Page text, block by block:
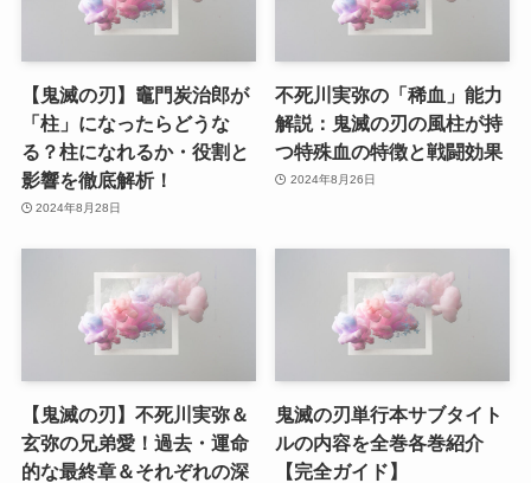
【鬼滅の刃】竈門炭治郎が
「柱」になったらどうな
る？柱になれるか・役割と
影響を徹底解析！
2024年8月28日
不死川実弥の「稀血」能力
解説：鬼滅の刃の風柱が持
つ特殊血の特徴と戦闘効果
2024年8月26日
【鬼滅の刃】不死川実弥＆
玄弥の兄弟愛！過去・運命
的な最終章＆それぞれの深
鬼滅の刃単行本サブタイト
ルの内容を全巻各巻紹介
【完全ガイド】